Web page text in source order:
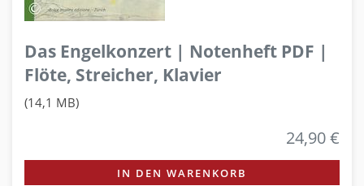
Das Engelkonzert | Notenheft PDF |
Flöte, Streicher, Klavier
(14,1 MB)
24,90 €
IN DEN WARENKORB